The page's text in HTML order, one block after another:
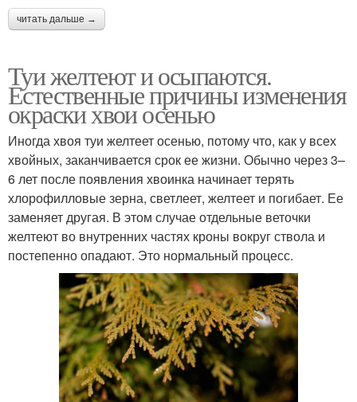
читать дальше →
Туи желтеют и осыпаются.
Естественные причины изменения
окраски хвои осенью
Иногда хвоя туи желтеет осенью, потому что, как у всех
хвойных, заканчивается срок ее жизни. Обычно через 3–
6 лет после появления хвоинка начинает терять
хлорофилловые зерна, светлеет, желтеет и погибает. Ее
заменяет другая. В этом случае отдельные веточки
желтеют во внутренних частях кроны вокруг ствола и
постепенно опадают. Это нормальный процесс.